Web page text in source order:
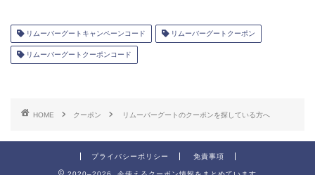
リムーバーグートキャンペーンコード リムーバーグートクーポン
リムーバーグートクーポンコード
HOME クーポン リムーバーグートのクーポンを探している方へ
プライバシーポリシー 免責事項